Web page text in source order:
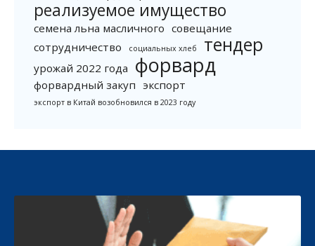
реализуемое имущество
семена льна масличного совещание
сотрудничество
социальных хлеб тендер
урожай 2022 года форвард
форвардный закуп экспорт
экспорт в Китай возобновился в 2023 году